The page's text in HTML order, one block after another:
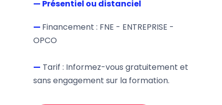
— Présentiel ou distanciel
— Financement : FNE - ENTREPRISE -
OPCO
— Tarif : Informez-vous gratuitement et
sans engagement sur la formation.